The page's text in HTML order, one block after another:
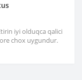
iyi olduqca qalici
chox uygundur.